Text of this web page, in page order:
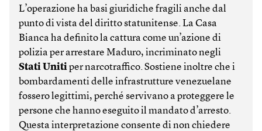
L’operazione ha basi giuridiche fragili anche dal
punto di vista del diritto statunitense. La Casa
Bianca ha definito la cattura come un’azione di
polizia per arrestare Maduro, incriminato negli
Stati Unitiper narcotraffico. Sostiene inoltre che i
bombardamenti delle infrastrutture venezuelane
fossero legittimi, perché servivano a proteggere le
persone che hanno eseguito il mandato d’arresto.
Questa interpretazione consente di non chiedere